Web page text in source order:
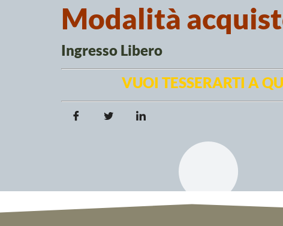
Modalità
Ingresso Libero
VUOI TESSERARTI A